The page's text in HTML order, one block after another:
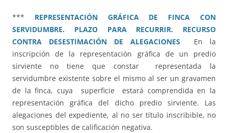
*** REPRESENTACIÓN GRÁFICA DE FINCA CON
SERVIDUMBRE. PLAZO PARA RECURRIR. RECURSO
CONTRA DESESTIMACIÓN DE ALEGACIONES En la
inscripción de la representación gráfica de un predio
sirviente no tiene que constar representada la
servidumbre existente sobre el mismo al ser un gravamen
de la finca, cuya superficie estará comprendida en la
representación gráfica del dicho predio sirviente. Las
alegaciones del expediente, al no ser título inscribible, no
son susceptibles de calificación negativa.